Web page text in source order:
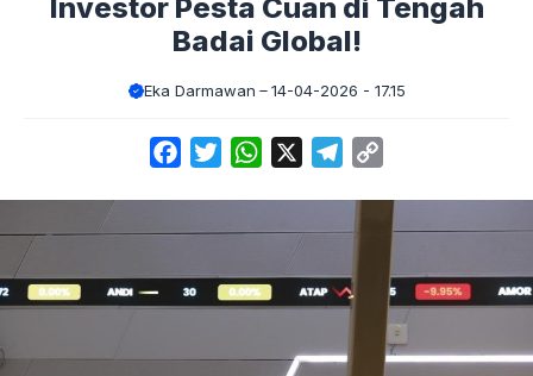
Investor Pesta Cuan di Tengah
Badai Global!
Eka Darmawan 14-04-2026 - 17.15
FacebookTwitterWhatsApp Telegram